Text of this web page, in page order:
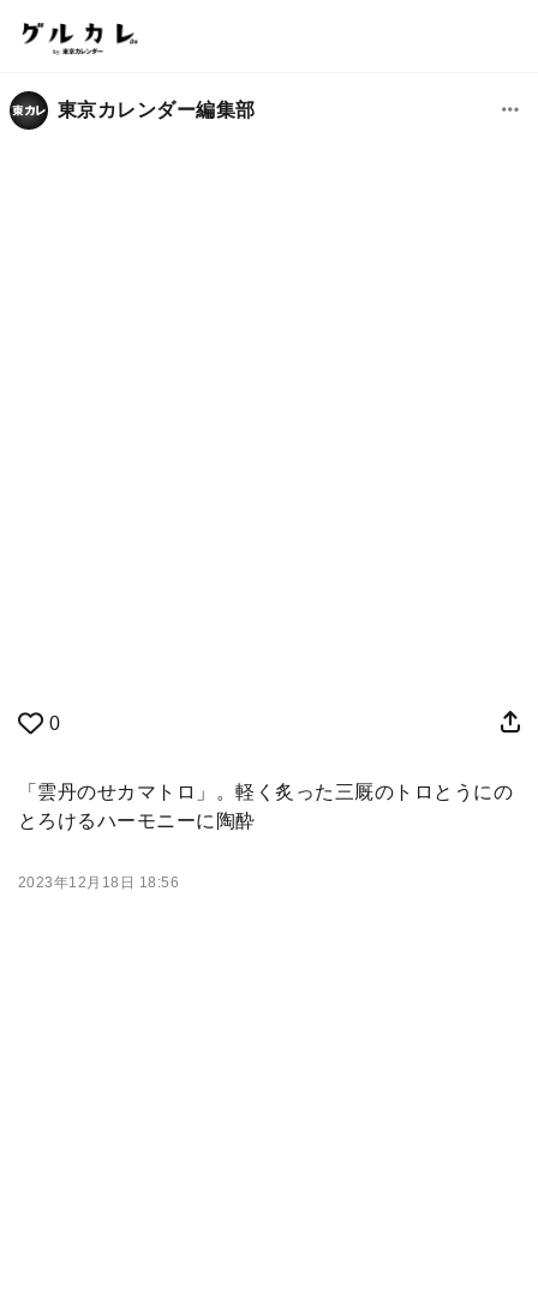
東京カレンダー編集部
0
「雲丹のせカマトロ」。軽く炙った三厩のトロとうにの
とろけるハーモニーに陶酔
2023年12月18日 18:56